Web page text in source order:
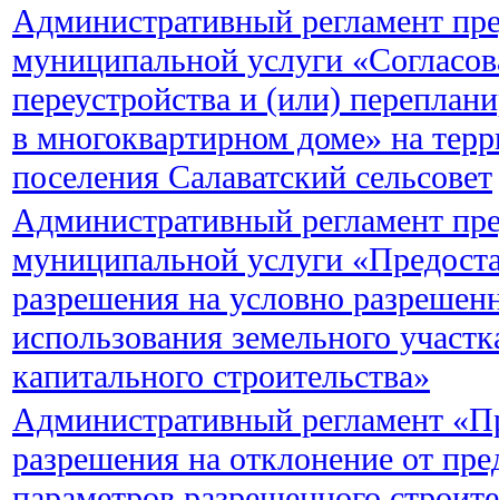
Административный регламент
муниципальной услуги
переустройства и (или)
в многоквартирном доме» на
поселения Салаватский сельсовет
Административный регламент
муниципальной услуги
разрешения на условно
использования земельного
капитального строительства»
Административный регламент
разрешения на отклонение от